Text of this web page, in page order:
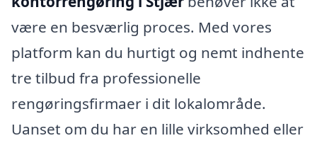
være en besværlig proces. Med vores
platform kan du hurtigt og nemt indhente
tre tilbud fra professionelle
rengøringsfirmaer i dit lokalområde.
Uanset om du har en lille virksomhed eller